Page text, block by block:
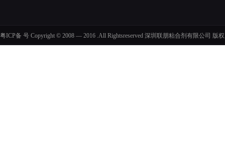
粤ICP备 号 Copyright © 2008 — 2016 .All Rightsreserved 深圳联朋粘合剂有限公司 版